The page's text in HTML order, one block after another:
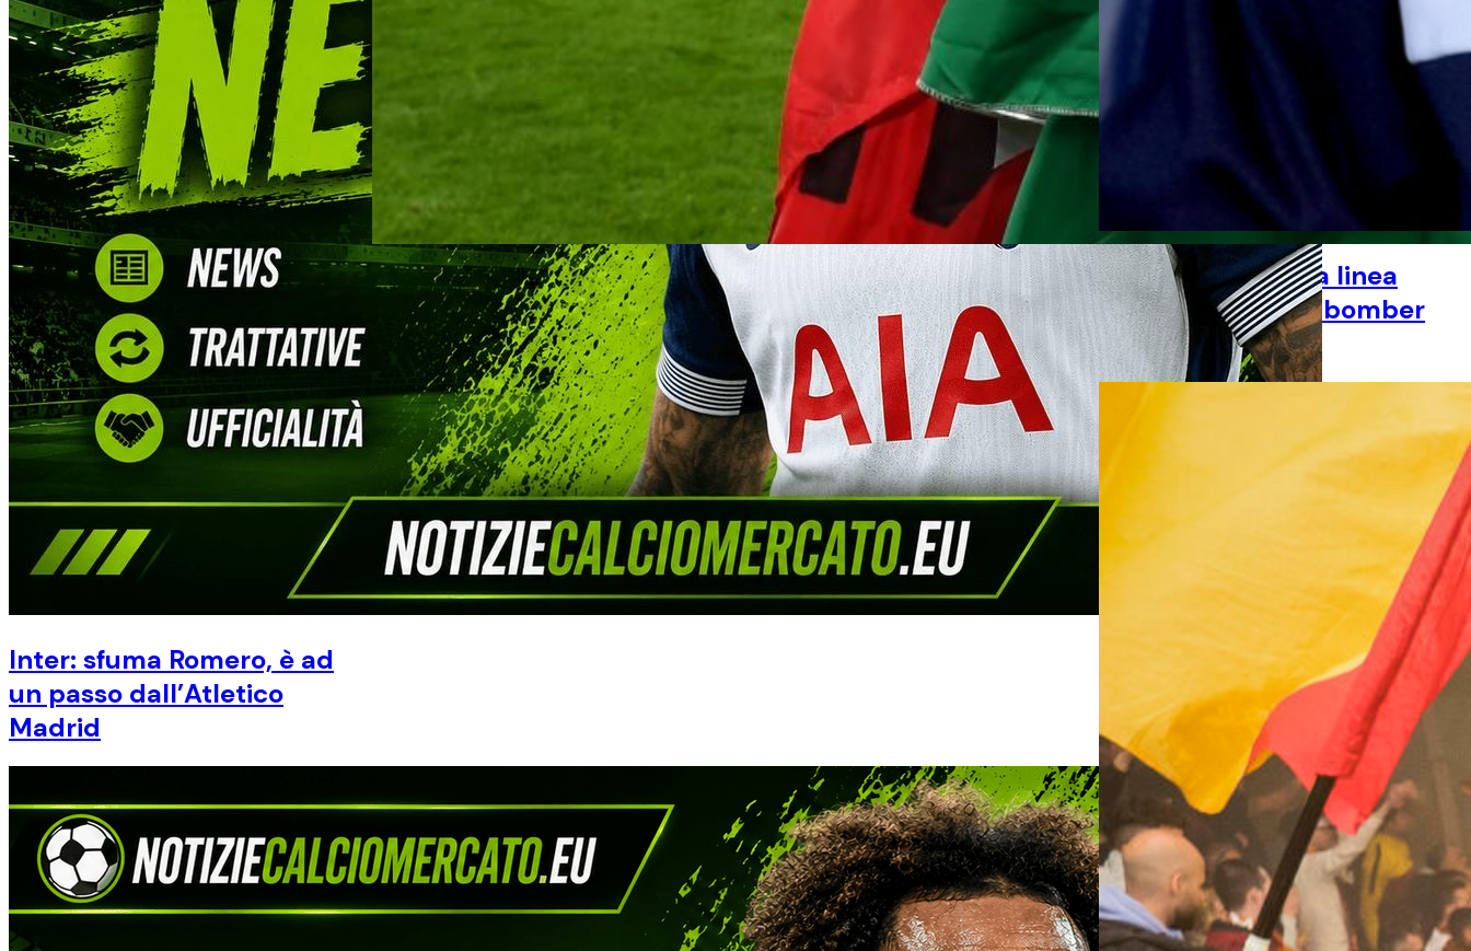
Inter: sfuma Romero, è ad
un passo dall’Atletico
Madrid
Italia, Roberto Mancini torna commissario tecnico:
Claudio Ranieri sarà il nuovo direttore tecnico
Roberto Mancini torna alla guida della Nazionale italiana. Giovanni Malagò ha scelto il
tecnico di Jesi come nuovo commissario tecnico, mentre Claudio Ranieri sarà il direttore
tecnico: tutti i dettagli e i retroscena della decisione.
Il Flamengo vince la Coppa Intercontinentale U20:
decisivo il portiere Leo Nanetti
Como, continua la linea verde: ingaggiato bomber
Thomas Boccia
Como, continua la linea
verde: ingaggiato bomber
Thomas Boccia